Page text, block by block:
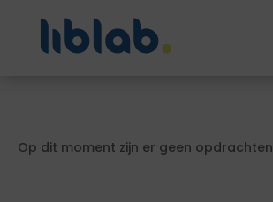
Op dit moment zijn er geen opdrachten